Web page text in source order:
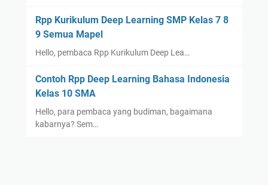
Rpp Kurikulum Deep Learning SMP Kelas 7 8
9 Semua Mapel
Hello, pembaca Rpp Kurikulum Deep Lea…
Contoh Rpp Deep Learning Bahasa Indonesia
Kelas 10 SMA
Hello, para pembaca yang budiman, bagaimana
kabarnya? Sem…